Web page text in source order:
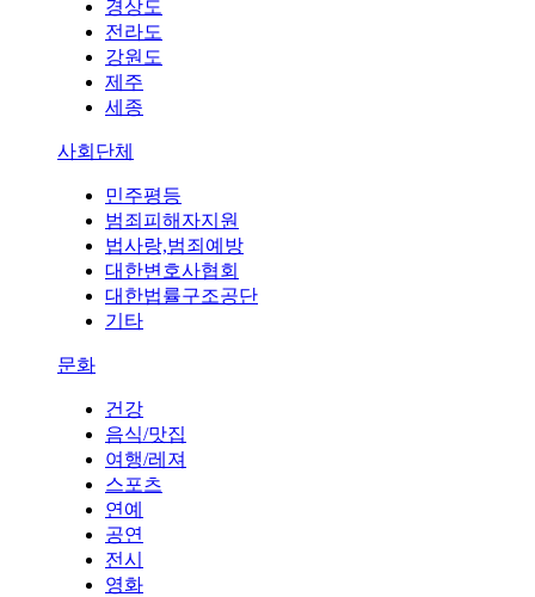
경상도
전라도
강원도
제주
세종
사회단체
민주평등
범죄피해자지원
법사랑,범죄예방
대한변호사협회
대한법률구조공단
기타
문화
건강
음식/맛집
여행/레져
스포츠
연예
공연
전시
영화